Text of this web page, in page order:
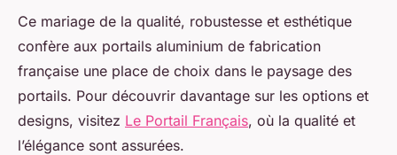
Ce mariage de la qualité, robustesse et esthétique
confère aux portails aluminium de fabrication
française une place de choix dans le paysage des
portails. Pour découvrir davantage sur les options et
designs, visitez Le Portail Français, où la qualité et
l’élégance sont assurées.